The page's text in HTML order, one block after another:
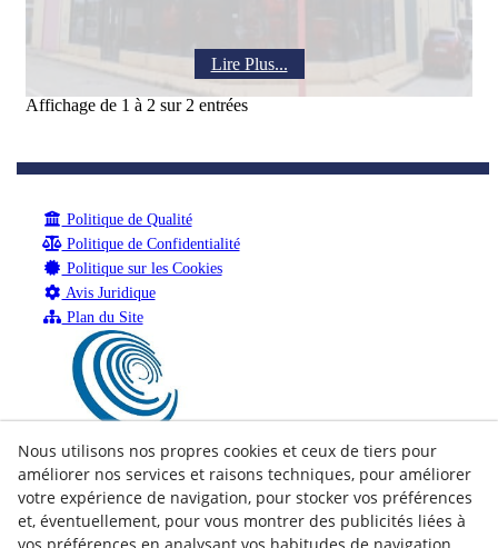
Lire Plus...
Affichage de 1 à 2 sur 2 entrées
Politique de Qualité
Politique de Confidentialité
Politique sur les Cookies
Avis Juridique
Plan du Site
Nous utilisons nos propres cookies et ceux de tiers pour
améliorer nos services et raisons techniques, pour améliorer
votre expérience de navigation, pour stocker vos préférences
et, éventuellement, pour vous montrer des publicités liées à